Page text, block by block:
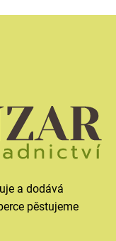
a dodává
pěstujeme